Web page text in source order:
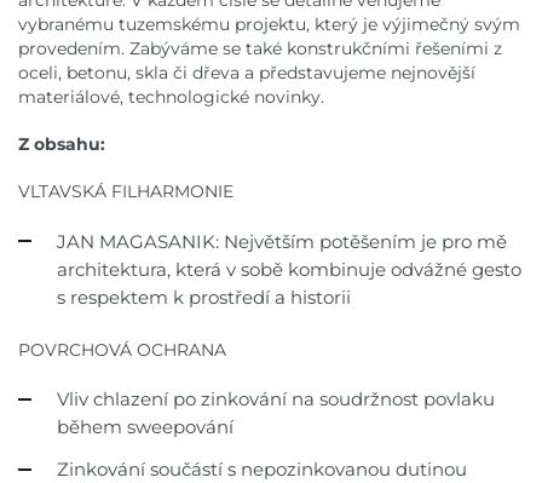
vybranému tuzemskému projektu, který je výjimečný svým
provedením. Zabýváme se také konstrukčními řešeními z
oceli, betonu, skla či dřeva a představujeme nejnovější
materiálové, technologické novinky.
Z obsahu:
VLTAVSKÁ FILHARMONIE
JAN MAGASANIK: Největším potěšením je pro mě
architektura, která v sobě kombinuje odvážné gesto
s respektem k prostředí a historii
POVRCHOVÁ OCHRANA
Vliv chlazení po zinkování na soudržnost povlaku
během sweepování
Zinkování součástí s nepozinkovanou dutinou